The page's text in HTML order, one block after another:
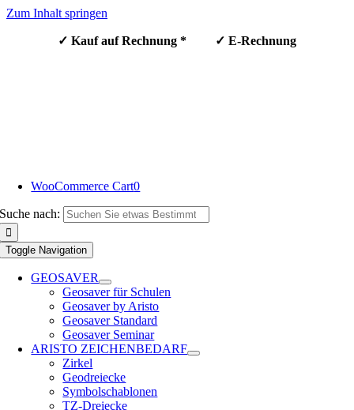
Zum Inhalt springen
✓ Kauf auf Rechnung * ✓ E-Rechnung
WooCommerce Cart0
Suche nach:
Toggle Navigation
GEOSAVER
Geosaver für Schulen
Geosaver by Aristo
Geosaver Standard
Geosaver Seminar
ARISTO ZEICHENBEDARF
Zirkel
Geodreiecke
Symbolschablonen
TZ-Dreiecke